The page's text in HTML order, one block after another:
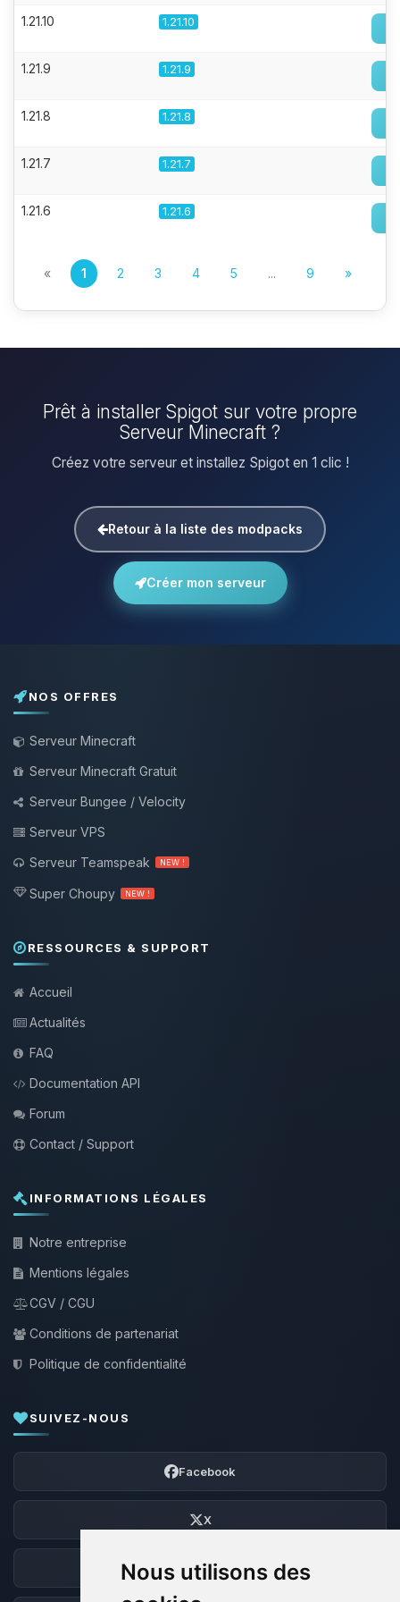
Nous utilisons des
1.21.10 1.21.10
1.21.9 1.21.9
1.21.8 1.21.8
1.21.7 1.21.7
1.21.6 1.21.6
« 1 2 3 4 5 ... 9 »
Prêt à installer Spigot sur votre propre
Serveur Minecraft ?
Créez votre serveur et installez Spigot en 1 clic !
Retour à la liste des modpacks
Créer mon serveur
NOS OFFRES
Serveur Minecraft
Serveur Minecraft Gratuit
Serveur Bungee / Velocity
Serveur VPS
Serveur Teamspeak
NEW !
Super Choupy NEW !
RESSOURCES & SUPPORT
Accueil
Actualités
FAQ
Documentation API
Forum
Contact / Support
INFORMATIONS LÉGALES
Notre entreprise
Mentions légales
CGV / CGU
Conditions de partenariat
Politique de confidentialité
SUIVEZ-NOUS
Facebook
X
Discord